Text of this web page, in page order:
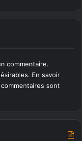
commentaire.
En savoir
sont